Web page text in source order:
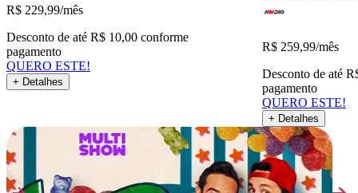
R$ 229,99/mês
Desconto de até R$ 10,00 conforme
pagamento
QUERO ESTE!
+ Detalhes
R$ 259,99/mês
Desconto de até
pagamento
QUERO ESTE!
+ Detalhes